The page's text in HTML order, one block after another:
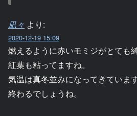
凪々 より:
2020-12-19 15:09
燃えるように赤いモミジがとても
紅葉も粘ってますね。
気温は真冬並みになってきていま
終わるでしょうね。